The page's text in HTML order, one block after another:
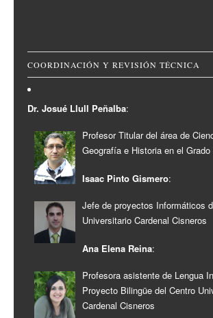
COORDINACIÓN Y REVISIÓN TÉCNICA
Dr. Josué Llull Peñalba:
Profesor Titular del área de
Geografía e Historia en el
Isaac Pinto Gismero:
Jefe de proyectos Informáticos
Universitario Cardenal Cisneros
Ana Elena Reina:
Profesora asistente de Lengua
Proyecto Bilingüe del Centro
Cardenal Cisneros